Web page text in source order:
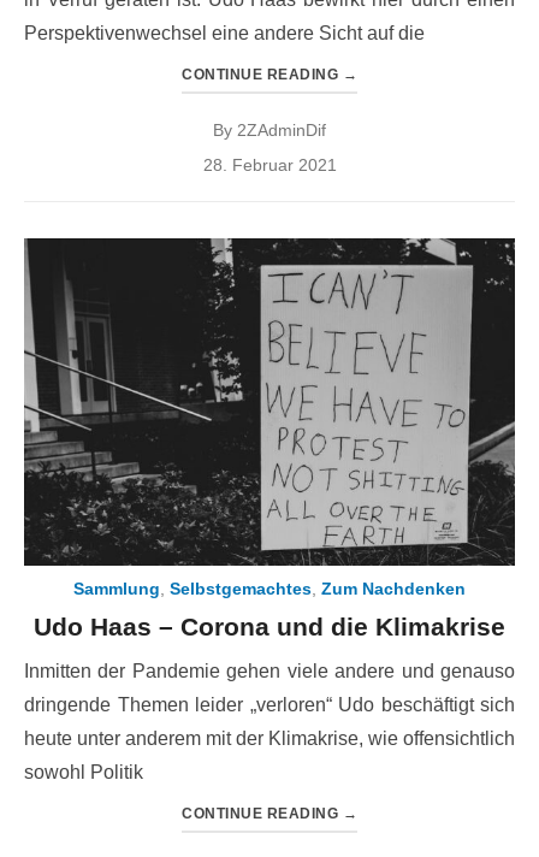
Perspektivenwechsel eine andere Sicht auf die
CONTINUE READING →
By 2ZAdminDif
Posted
28. Februar 2021
Sammlung Selbstgemachtes Zum Nachdenken
Udo Haas – Corona und die Klimakrise
Inmitten der Pandemie gehen viele andere und genauso
dringende Themen leider „verloren“ Udo beschäftigt sich
heute unter anderem mit der Klimakrise, wie offensichtlich
sowohl Politik
CONTINUE READING →